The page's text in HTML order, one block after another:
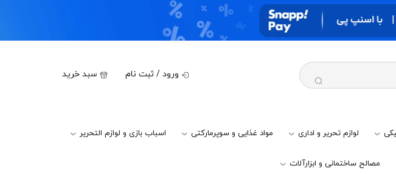
ورود / ثبت نام سبد خرید
لوازم تحریر و اداری مواد غذایی و سوپرمارکتی اسباب بازی و لوازم التحریر
مصالح ساختمانی و ابزارآلات